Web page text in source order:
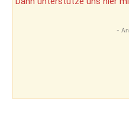
-